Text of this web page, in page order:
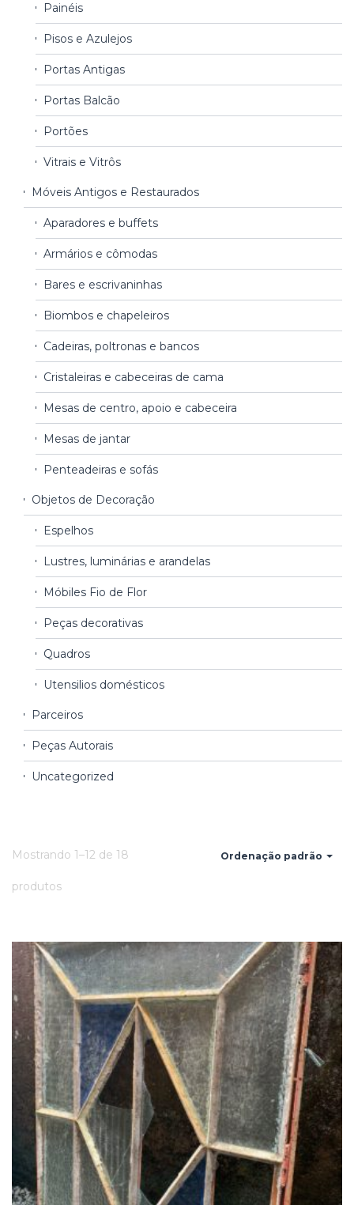
Painéis
Pisos e Azulejos
Portas Antigas
Portas Balcão
Portões
Vitrais e Vitrôs
Móveis Antigos e Restaurados
Aparadores e buffets
Armários e cômodas
Bares e escrivaninhas
Biombos e chapeleiros
Cadeiras, poltronas e bancos
Cristaleiras e cabeceiras de cama
Mesas de centro, apoio e cabeceira
Mesas de jantar
Penteadeiras e sofás
Objetos de Decoração
Espelhos
Lustres, luminárias e arandelas
Móbiles Fio de Flor
Peças decorativas
Quadros
Utensilios domésticos
Parceiros
Peças Autorais
Uncategorized
Mostrando 1–12 de 18
produtos
Ordenação padrão
Add
ao
Favoritos